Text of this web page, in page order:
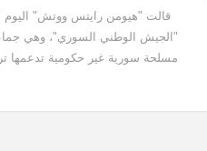
قالت "هيومن رايتس ووتش" اليوم
"الجيش الوطني السوري"، وهي
مسلحة سورية غير حكومية تدعمها